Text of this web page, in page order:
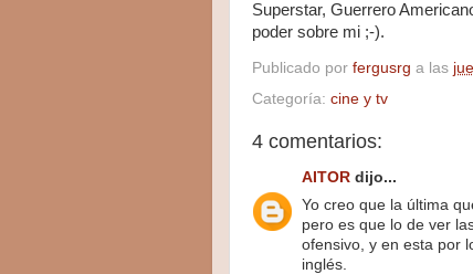
Superstar, Guerrero
poder sobre mi ;-).
Publicado por fergusrg a las
Categoría: cine y tv
4 comentarios:
AITOR dijo...
Yo creo que la última
pero es que lo de ver
ofensivo, y en esta por
inglés.